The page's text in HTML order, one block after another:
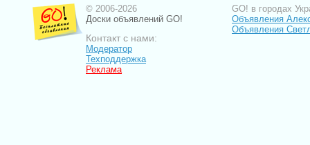
© 2006-2026
Доски объявлений GO!
Контакт с нами:
Модератор
Техподдержка
Реклама
GO! в городах
Объявления
Объявления